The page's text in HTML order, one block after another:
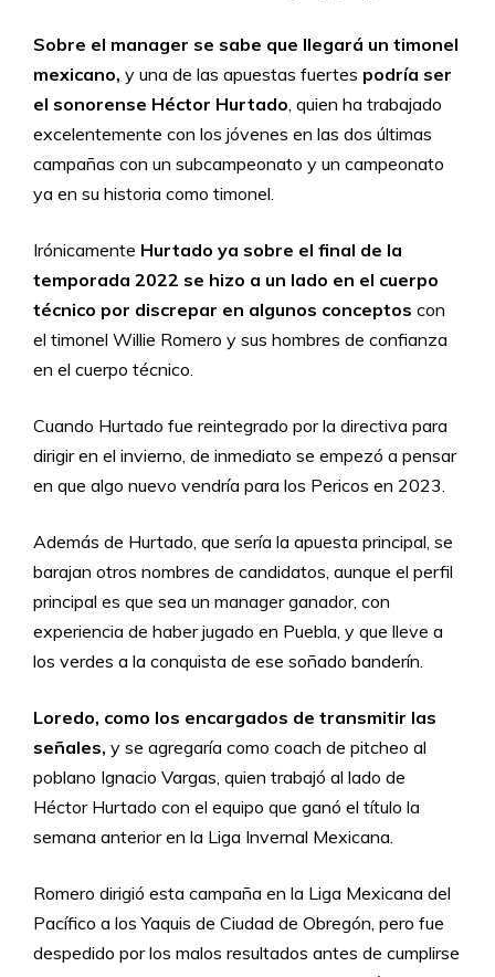
Sobre el manager se sabe que llegará un timonel
mexicano, y una de las apuestas fuertes podría ser
el sonorense Héctor Hurtado, quien ha trabajado
excelentemente con los jóvenes en las dos últimas
campañas con un subcampeonato y un campeonato
ya en su historia como timonel.
Irónicamente Hurtado ya sobre el final de la
temporada 2022 se hizo a un lado en el cuerpo
técnico por discrepar en algunos conceptos con
el timonel Willie Romero y sus hombres de confianza
en el cuerpo técnico.
Cuando Hurtado fue reintegrado por la directiva para
dirigir en el invierno, de inmediato se empezó a pensar
en que algo nuevo vendría para los Pericos en 2023.
Además de Hurtado, que sería la apuesta principal, se
barajan otros nombres de candidatos, aunque el perfil
principal es que sea un manager ganador, con
experiencia de haber jugado en Puebla, y que lleve a
los verdes a la conquista de ese soñado banderín.
Loredo, como los encargados de transmitir las
señales, y se agregaría como coach de pitcheo al
poblano Ignacio Vargas, quien trabajó al lado de
Héctor Hurtado con el equipo que ganó el título la
semana anterior en la Liga Invernal Mexicana.
Romero dirigió esta campaña en la Liga Mexicana del
Pacífico a los Yaquis de Ciudad de Obregón, pero fue
despedido por los malos resultados antes de cumplirse